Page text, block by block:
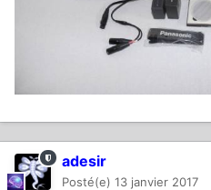
adesir
Posté(e) 13 janvier 2017